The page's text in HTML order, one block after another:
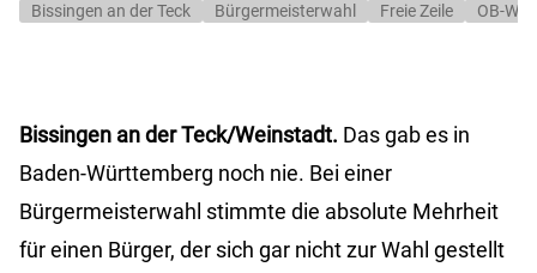
Bissingen an der Teck Bürgermeisterwahl Freie Zeile OB-
Bissingen an der Teck/Weinstadt. Das gab es in
Baden-Württemberg noch nie. Bei einer
Bürgermeisterwahl stimmte die absolute Mehrheit
für einen Bürger, der sich gar nicht zur Wahl gestellt